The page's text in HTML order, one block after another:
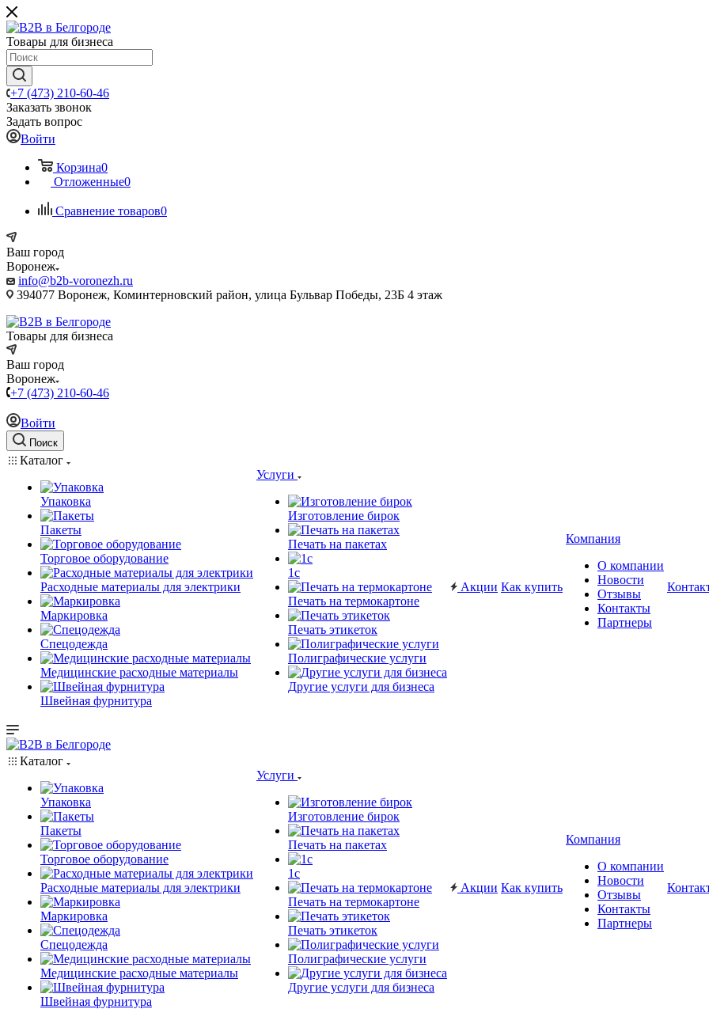
Товары для бизнеса
+7 (473) 210-60-46
Заказать звонок
Задать вопрос
Войти
Корзина0
Отложенные0
Сравнение товаров0
Ваш город
Воронеж
info@b2b-voronezh.ru
394077 Воронеж, Коминтерновский район, улица Бульвар Победы, 23Б​ 4 этаж
Товары для бизнеса
Ваш город
Воронеж
+7 (473) 210-60-46
Войти
Поиск
Каталог
Упаковка
Пакеты
Торговое оборудование
Расходные материалы для электрики
Маркировка
Спецодежда
Медицинские расходные материалы
Швейная фурнитура
Услуги
Изготовление бирок
Печать на пакетах
1c
Печать на термокартоне
Печать этикеток
Полиграфические услуги
Другие услуги для бизнеса
Акции Как купить
Компания
О компании
Новости
Отзывы
Контакты
Партнеры
Каталог
Упаковка
Пакеты
Торговое оборудование
Расходные материалы для электрики
Маркировка
Спецодежда
Медицинские расходные материалы
Швейная фурнитура
Услуги
Изготовление бирок
Печать на пакетах
1c
Печать на термокартоне
Печать этикеток
Полиграфические услуги
Другие услуги для бизнеса
Акции Как купить
Компания
О компании
Новости
Отзывы
Контакты
Партнеры